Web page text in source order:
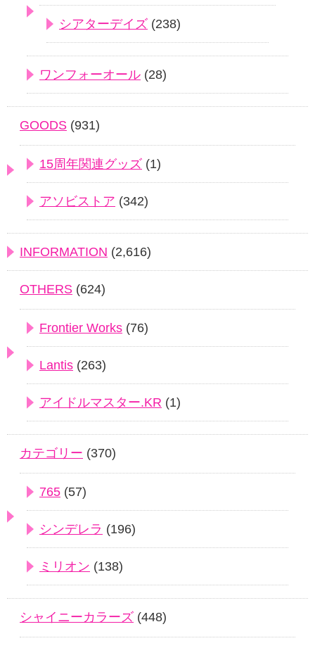
シアターデイズ (238)
ワンフォーオール (28)
GOODS (931)
15周年関連グッズ (1)
アソビストア (342)
INFORMATION (2,616)
OTHERS (624)
Frontier Works (76)
Lantis (263)
アイドルマスター.KR (1)
カテゴリー (370)
765 (57)
シンデレラ (196)
ミリオン (138)
シャイニーカラーズ (448)